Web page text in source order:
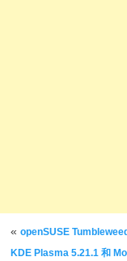
文章导航
«openSUSE
KDE Plasma 5.21.1 和